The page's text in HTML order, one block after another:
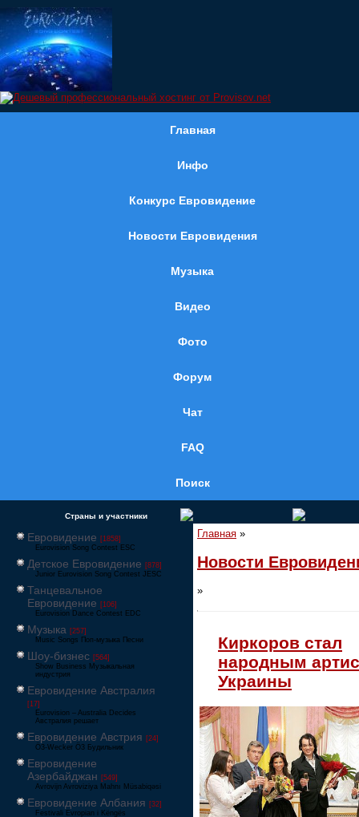
Главная
Инфо
Конкурс Евровидение
Новости Евровидения
Музыка
Видео
Фото
Форум
Чат
FAQ
Поиск
Страны и участники
Евровидение [1858]
Eurovision Song Contest ESC
Детское Евровидение [878]
Junior Eurovision Song Contest JESC
Танцевальное
Евровидение [106]
Eurovision Dance Contest EDC
Музыка [257]
Music Songs Поп-музыка Песни
Шоу-бизнес [564]
Show Business Музыкальная
индустрия
Евровидение Австралия
[17]
Eurovision – Australia Decides
Австралия решает
Евровидение Австрия [24]
Ö3-Wecker Ö3 Будильник
Евровидение
Азербайджан [549]
Avrovijn Avroviziya Mahnı Müsabiqəsi
Евровидение Албания [32]
Festivali Evropian i Këngës
Главная »
Новости
»
Киркоров стал
народным
Украины